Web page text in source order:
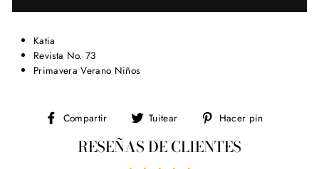
Katia
Revista No. 73
Primavera Verano Niños
Compartir
Compartir
Facebook
Tuitear
Tuitear
Twitter
Hacer pin
RESEÑAS DE CLIENTES